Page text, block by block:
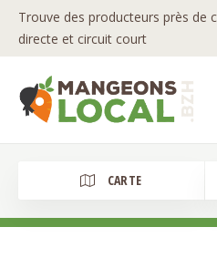
Trouve des producteurs près de
directe et circuit court
CARTE